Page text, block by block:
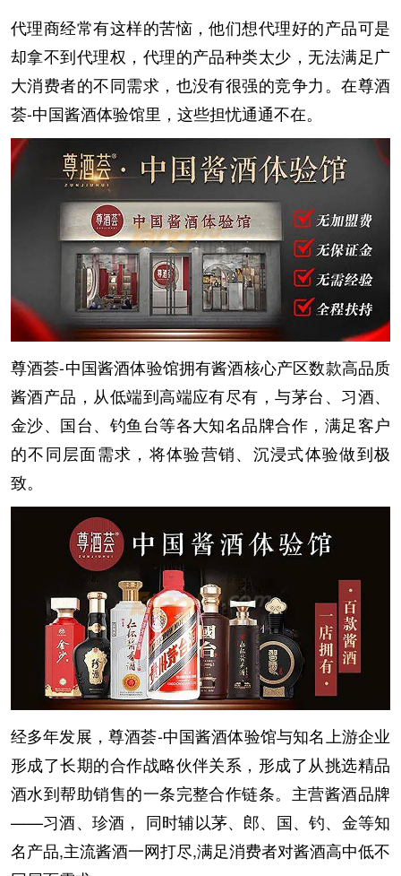
代理商经常有这样的苦恼，他们想代理好的产品可是
却拿不到代理权，代理的产品种类太少，无法满足广
大消费者的不同需求，也没有很强的竞争力。在尊酒
荟-中国酱酒体验馆里，这些担忧通通不在。
尊酒荟-中国酱酒体验馆拥有酱酒核心产区数款高品质
酱酒产品，从低端到高端应有尽有，与茅台、习酒、
金沙、国台、钓鱼台等各大知名品牌合作，满足客户
的不同层面需求，将体验营销、沉浸式体验做到极
致。
经多年发展，尊酒荟-中国酱酒体验馆与知名上游企业
形成了长期的合作战略伙伴关系，形成了从挑选精品
酒水到帮助销售的一条完整合作链条。主营酱酒品牌
——习酒、珍酒， 同时辅以茅、郎、国、钓、金等知
名产品,主流酱酒一网打尽,满足消费者对酱酒高中低不